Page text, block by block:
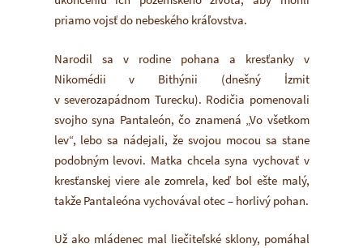
priamo vojsť do nebeského kráľovstva.
Narodil sa v rodine pohana a kresťanky v
Nikomédii v Bithýnii (dnešný İzmit
v severozapádnom Turecku). Rodičia pomenovali
svojho syna Pantaleón, čo znamená „Vo všetkom
lev“, lebo sa nádejali, že svojou mocou sa stane
podobným levovi. Matka chcela syna vychovať v
kresťanskej viere ale zomrela, keď bol ešte malý,
takže Pantaleóna vychovával otec – horlivý pohan.
Už ako mládenec mal liečiteľské sklony, pomáhal